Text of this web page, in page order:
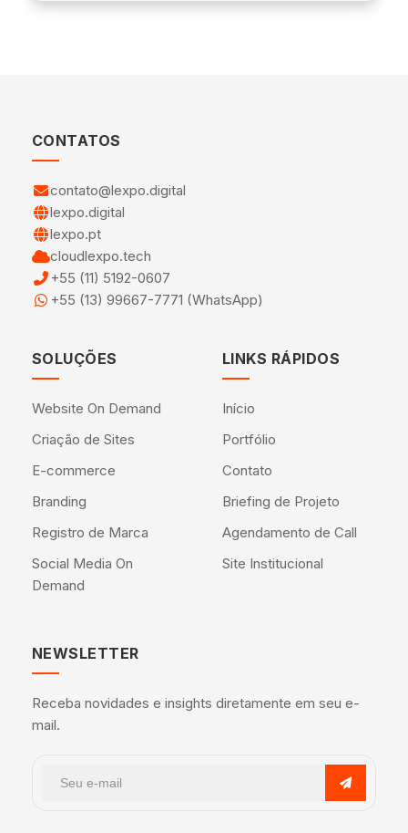
CONTATOS
contato@lexpo.digital
lexpo.digital
lexpo.pt
cloudlexpo.tech
+55 (11) 5192-0607
+55 (13) 99667-7771 (WhatsApp)
SOLUÇÕES
Website On Demand
Criação de Sites
E-commerce
Branding
Registro de Marca
Social Media On
Demand
LINKS RÁPIDOS
Início
Portfólio
Contato
Briefing de Projeto
Agendamento de Call
Site Institucional
NEWSLETTER
Receba novidades e insights diretamente em seu e-
mail.